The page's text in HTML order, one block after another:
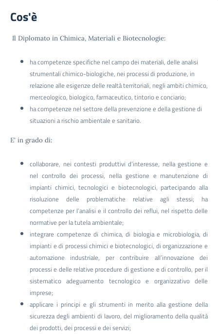
Cos'è
Il Diplomato in Chimica, Materiali e Biotecnologie:
ha competenze specifiche nel campo dei materiali, delle analisi
strumentali chimico-biologiche, nei processi di produzione, in
relazione alle esigenze delle realtà territoriali, negli ambiti chimico,
merceologico, biologico, farmaceutico, tintorio e conciario;
ha competenze nel settore della prevenzione e della gestione di
situazioni a rischio ambientale e sanitario.
E' in grado di:
collaborare, nei contesti produttivi d’interesse, nella gestione e
nel controllo dei processi, nella gestione e manutenzione di
impianti chimici, tecnologici e biotecnologici, partecipando alla
risoluzione delle problematiche relative agli stessi; ha
competenze per l’analisi e il controllo dei reflui, nel rispetto delle
normative per la tutela ambientale;
integrare competenze di chimica, di biologia e microbiologia, di
impianti e di processi chimici e biotecnologici, di organizzazione e
automazione industriale, per contribuire all’innovazione dei
processi e delle relative procedure di gestione e di controllo, per il
sistematico adeguamento tecnologico e organizzativo delle
imprese;
applicare i principi e gli strumenti in merito alla gestione della
sicurezza degli ambienti di lavoro, del miglioramento della qualità
dei prodotti, dei processi e dei servizi;